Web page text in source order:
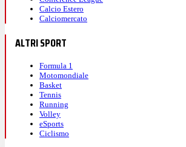
Calcio Estero
Calciomercato
ALTRI SPORT
Formula 1
Motomondiale
Basket
Tennis
Running
Volley
eSports
Ciclismo